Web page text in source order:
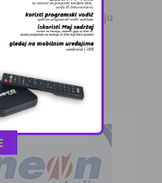
građani organizuju
in: